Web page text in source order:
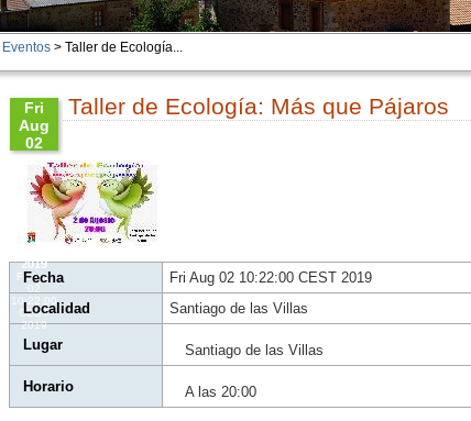
Eventos> Taller de Ecología...
Fri
Aug
02
10:22:00
CEST
2019
Fri Aug
10:22:00
CEST
2019
Fri Aug
02
10:22:00
CEST
2019
Taller de Ecología: Más que Pájaros
Fecha
Fri Aug 02 10:22:00 CEST 2019
Localidad
Santiago de las Villas
Lugar Santiago de las Villas
Horario A las 20:00